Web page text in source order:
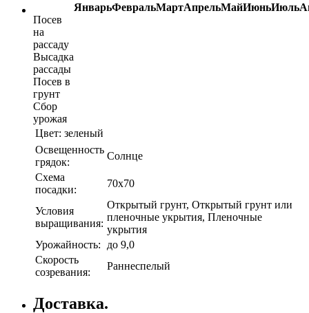
ЯнварьФевральМартАпрельМайИюньИюль
Посев
на
рассаду
Высадка
рассады
Посев в
грунт
Сбор
урожая
Цвет: зеленый
Освещенность
грядок:
Солнце
Схема
посадки:
70х70
Условия
выращивания:
Открытый грунт, Открытый грунт или
пленочные укрытия, Пленочные
укрытия
Урожайность:
до 9,0
Скорость
созревания:
Раннеспелый
Доставка.